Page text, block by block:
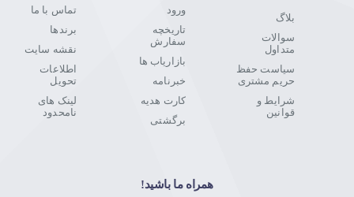
بلاگ
سوالات
متداول
سیاست حفظ
حریم مشتری
شرایط و
قوانین
ورود
تاریخچه
سفارش
بازاریاب ها
خبرنامه
کارت هدیه
برگشتی
تماس با ما
برندها
نقشه سایت
اطلاعات
تحویل
لینک های
نامحدود
همراه ما باشید!